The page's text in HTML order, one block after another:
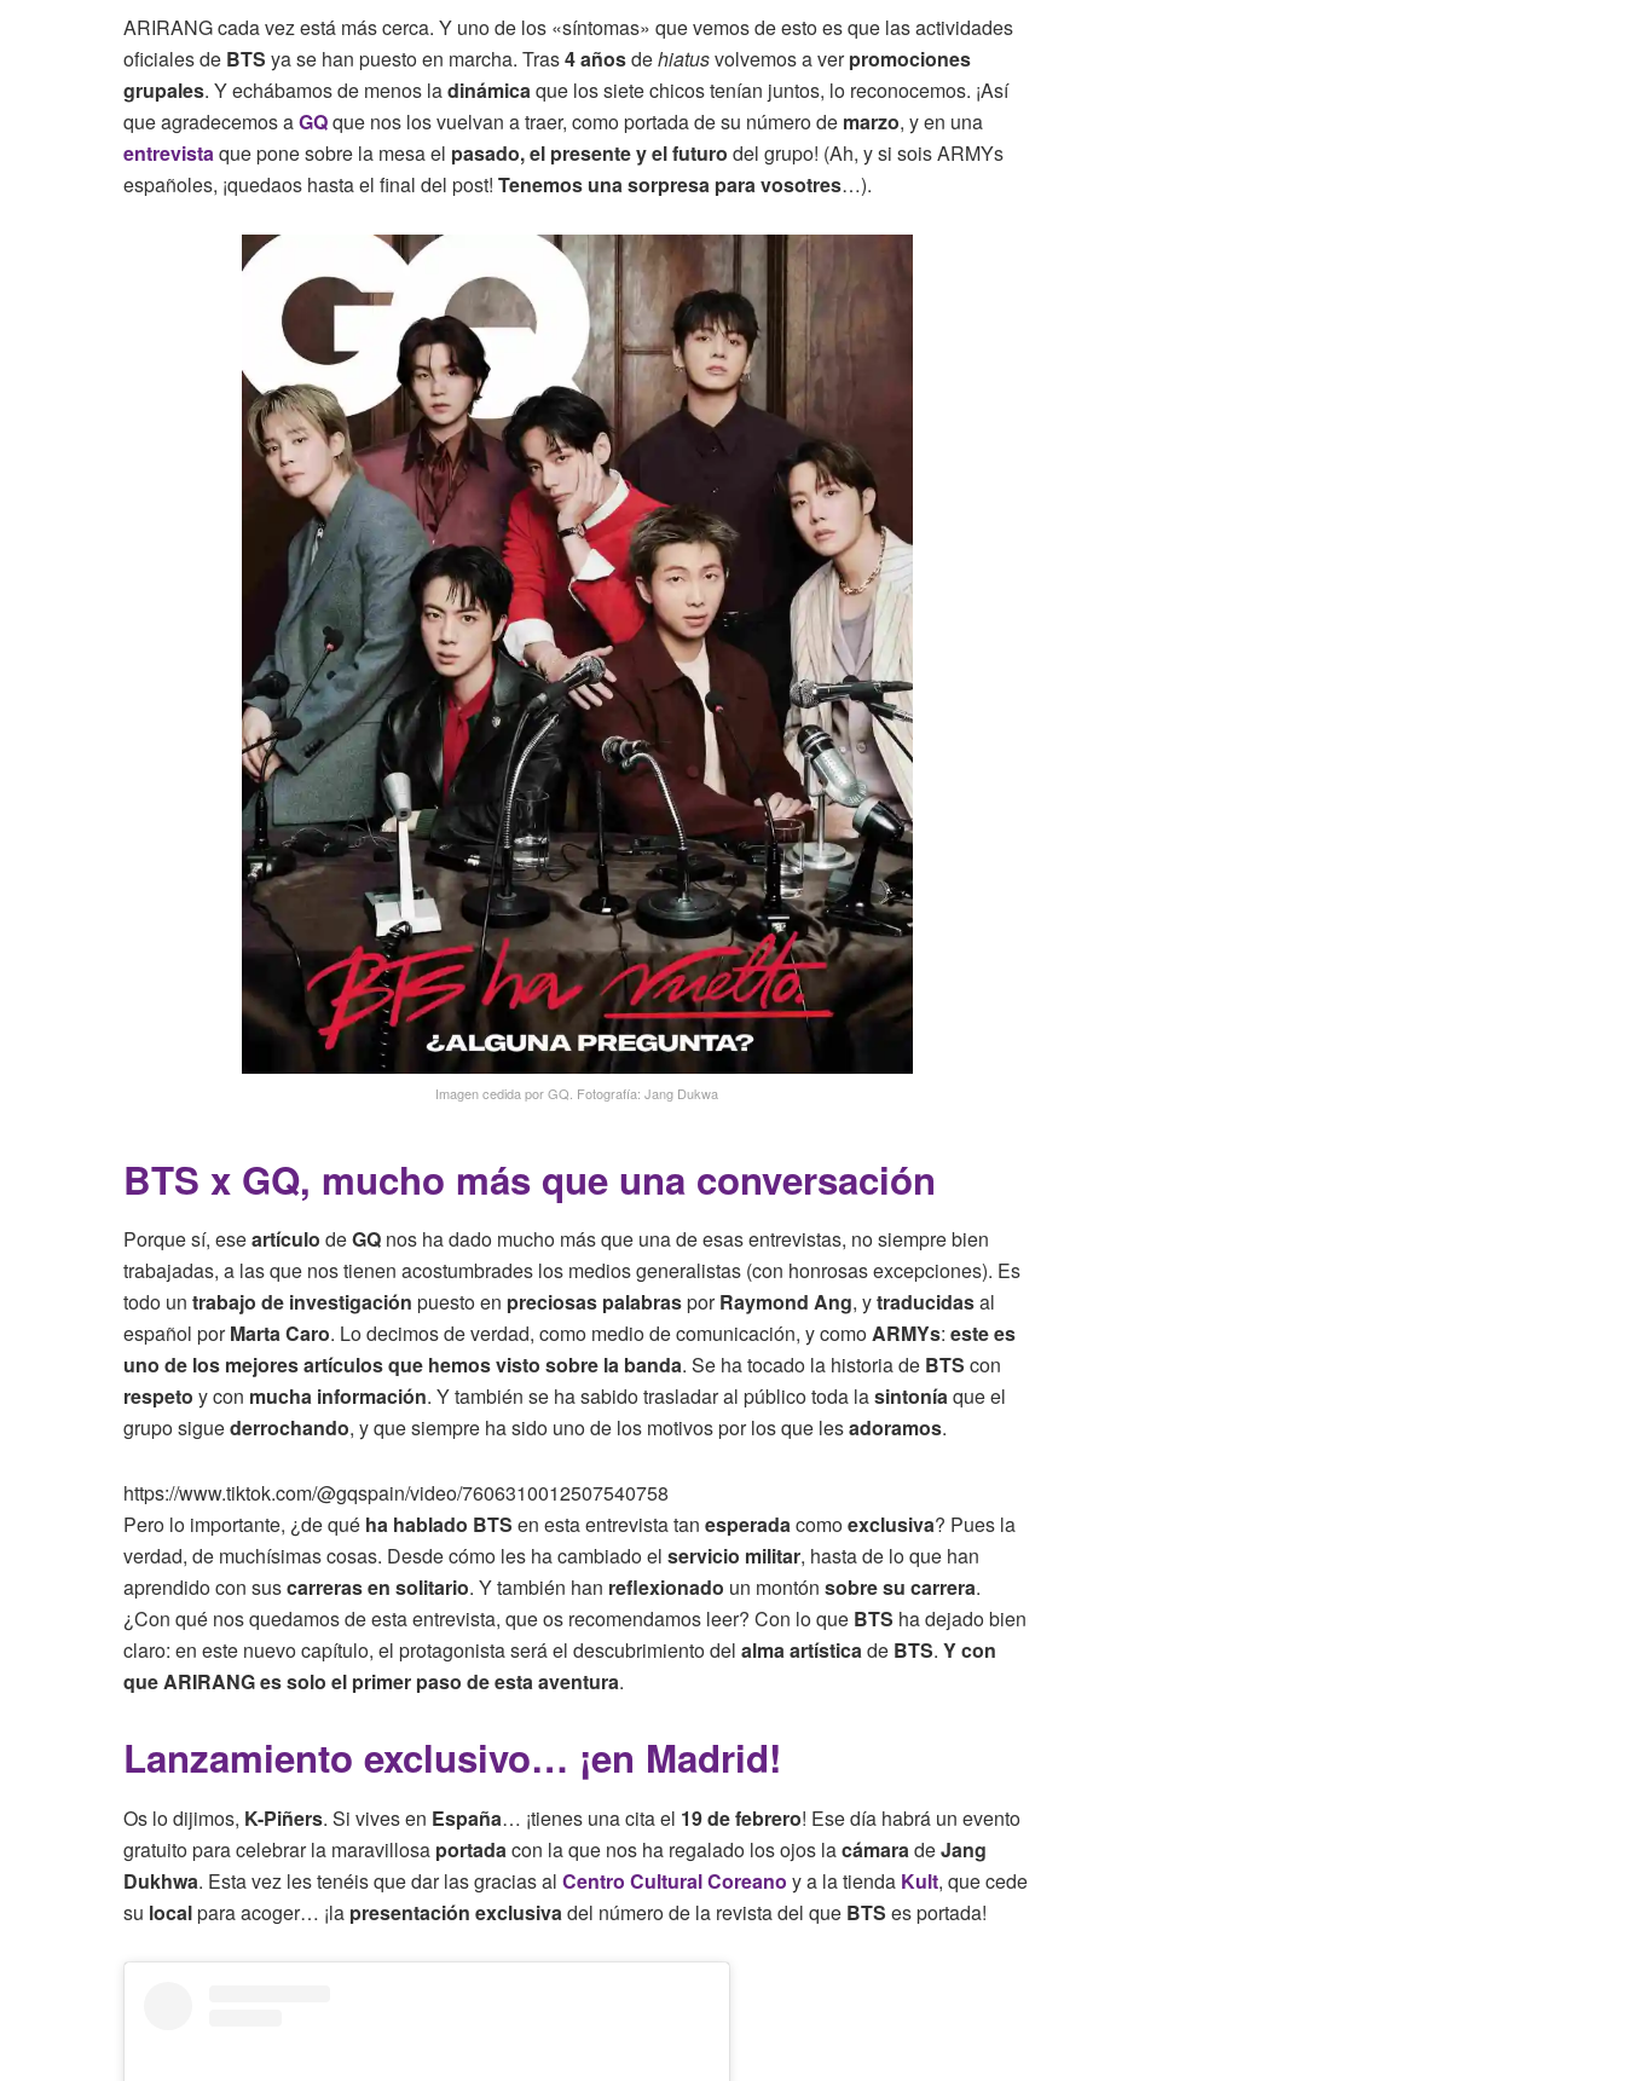
ARIRANG cada vez está más cerca. Y uno de los «síntomas» que vemos de esto es que las actividades
oficiales de BTS ya se han puesto en marcha. Tras4 añosdehiatusvolvemos a verpromociones
grupales. Y echábamos de menos ladinámicaque los siete chicos tenían juntos, lo reconocemos. ¡Así
que agradecemos aGQque nos los vuelvan a traer, como portada de su número de marzo, y en una
entrevistaque pone sobre la mesa el pasado, el presente y el futuro del grupo! (Ah, y si sois ARMYs
españoles, ¡quedaos hasta el final del post! Tenemos una sorpresa para vosotres…).
Imagen cedida por GQ. Fotografía: Jang Dukwa
BTS x GQ, mucho más que una conversación
Porque sí, eseartículo deGQ nos ha dado mucho más que una de esas entrevistas, no siempre bien
trabajadas, a las que nos tienen acostumbrades los medios generalistas (con honrosas excepciones). Es
todo un trabajo de investigación puesto en preciosas palabrasporRaymond Ang, ytraducidasal
español porMarta Caro. Lo decimos de verdad, como medio de comunicación, y comoARMYs: este es
uno de los mejores artículos que hemos visto sobre la banda. Se ha tocado la historia de BTS con
respeto y con mucha información. Y también se ha sabido trasladar al público toda lasintoníaque el
grupo siguederrochando, y que siempre ha sido uno de los motivos por los que lesadoramos.
https://www.tiktok.com/@gqspain/video/7606310012507540758
Pero lo importante, ¿de qué ha hablado BTS en esta entrevista tan esperadacomoexclusiva? Pues la
verdad, de muchísimas cosas. Desde cómo les ha cambiado el servicio militar, hasta de lo que han
aprendido con suscarreras en solitario. Y también han reflexionado un montón sobre su carrera.
¿Con qué nos quedamos de esta entrevista, que os recomendamos leer? Con lo que BTS ha dejado bien
claro: en este nuevo capítulo, el protagonista será el descubrimiento del alma artísticade BTS. Y con
que ARIRANG es solo el primer paso de esta aventura.
Lanzamiento exclusivo… ¡en Madrid!
Os lo dijimos, K-Piñers. Si vives en España… ¡tienes una cita el 19 de febrero! Ese día habrá un evento
gratuito para celebrar la maravillosa portadacon la que nos ha regalado los ojos lacámaradeJang
Dukhwa. Esta vez les tenéis que dar las gracias al Centro Cultural Coreano y a la tienda Kult, que cede
su localpara acoger… ¡la presentación exclusivadel número de la revista del que BTS es portada!